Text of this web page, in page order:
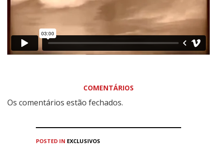
COMENTÁRIOS
Os comentários estão fechados.
POSTED IN EXCLUSIVOS